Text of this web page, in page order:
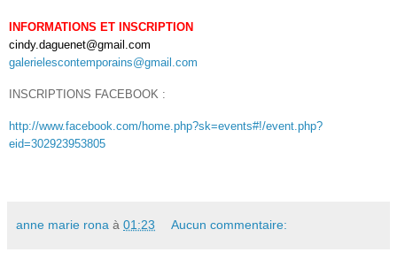
INFORMATIONS ET INSCRIPTION
cindy.daguenet@gmail.com
galerielescontemporains@gmail.com
INSCRIPTIONS FACEBOOK :
http://www.facebook.com/home.php?sk=events#!/event.php?
eid=302923953805
anne marie rona à 01:23 Aucun commentaire: